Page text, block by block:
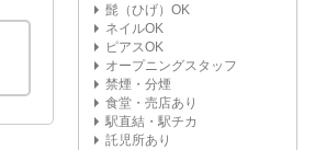
髭（ひげ）OK
ネイルOK
ピアスOK
オープニングスタッフ
禁煙・分煙
食堂・売店あり
駅直結・駅チカ
託児所あり